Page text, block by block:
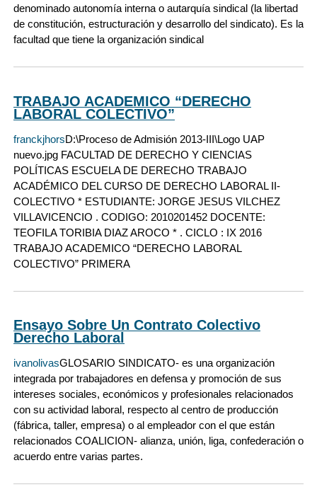
denominado autonomía interna o autarquía sindical (la libertad
de constitución, estructuración y desarrollo del sindicato). Es la
facultad que tiene la organización sindical
TRABAJO ACADEMICO “DERECHO
LABORAL COLECTIVO”
franckjhorsD:\Proceso de Admisión 2013-III\Logo UAP
nuevo.jpg FACULTAD DE DERECHO Y CIENCIAS
POLÍTICAS ESCUELA DE DERECHO TRABAJO
ACADÉMICO DEL CURSO DE DERECHO LABORAL II-
COLECTIVO * ESTUDIANTE: JORGE JESUS VILCHEZ
VILLAVICENCIO . CODIGO: 2010201452 DOCENTE:
TEOFILA TORIBIA DIAZ AROCO * . CICLO : IX 2016
TRABAJO ACADEMICO “DERECHO LABORAL
COLECTIVO” PRIMERA
Ensayo Sobre Un Contrato Colectivo
Derecho Laboral
ivanolivasGLOSARIO SINDICATO- es una organización
integrada por trabajadores en defensa y promoción de sus
intereses sociales, económicos y profesionales relacionados
con su actividad laboral, respecto al centro de producción
(fábrica, taller, empresa) o al empleador con el que están
relacionados COALICION- alianza, unión, liga, confederación o
acuerdo entre varias partes.